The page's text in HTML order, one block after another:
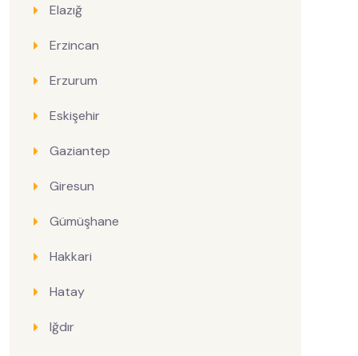
Elazığ
Erzincan
Erzurum
Eskişehir
Gaziantep
Giresun
Gümüşhane
Hakkari
Hatay
Iğdır